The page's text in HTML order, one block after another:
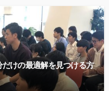
けの最適解を見つける方